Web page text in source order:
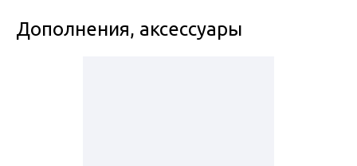
Дополнения, аксессуары